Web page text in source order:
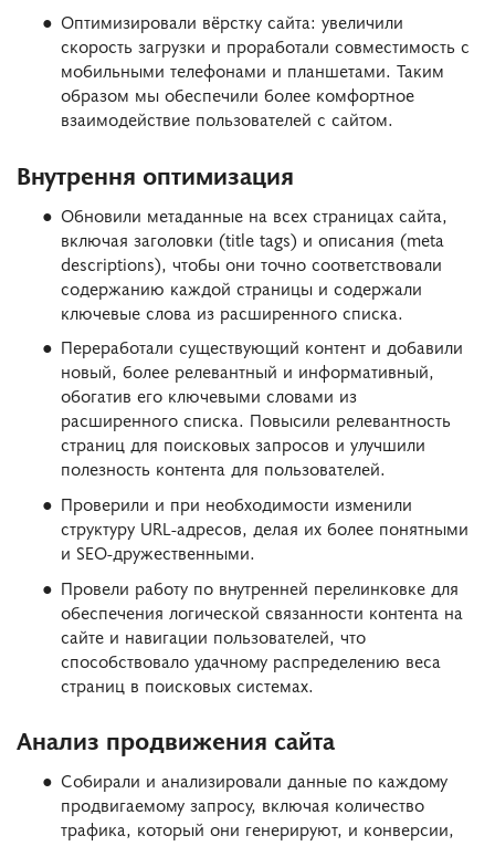
Оптимизировали вёрстку сайта: увеличили
скорость загрузки и проработали совместимость с
мобильными телефонами и планшетами. Таким
образом мы обеспечили более комфортное
взаимодействие пользователей с сайтом.
Внутрення оптимизация
Обновили метаданные на всех страницах сайта,
включая заголовки (title tags) и описания (meta
descriptions), чтобы они точно соответствовали
содержанию каждой страницы и содержали
ключевые слова из расширенного списка.
Переработали существующий контент и добавили
новый, более релевантный и информативный,
обогатив его ключевыми словами из
расширенного списка. Повысили релевантность
страниц для поисковых запросов и улучшили
полезность контента для пользователей.
Проверили и при необходимости изменили
структуру URL-адресов, делая их более понятными
и SEO-дружественными.
Провели работу по внутренней перелинковке для
обеспечения логической связанности контента на
сайте и навигации пользователей, что
способствовало удачному распределению веса
страниц в поисковых системах.
Анализ продвижения сайта
Собирали и анализировали данные по каждому
продвигаемому запросу, включая количество
трафика, который они генерируют, и конверсии,